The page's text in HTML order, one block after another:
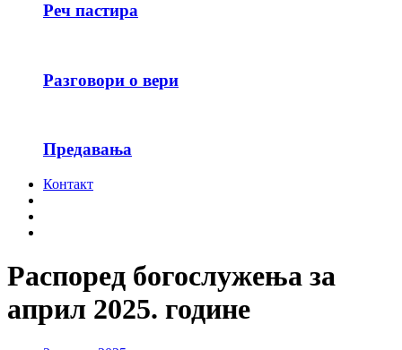
Реч пастира
Разговори о вери
Предавања
Контакт
Распоред богослужења за
април 2025. године